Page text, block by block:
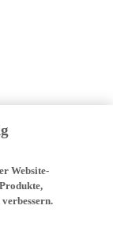
Website-